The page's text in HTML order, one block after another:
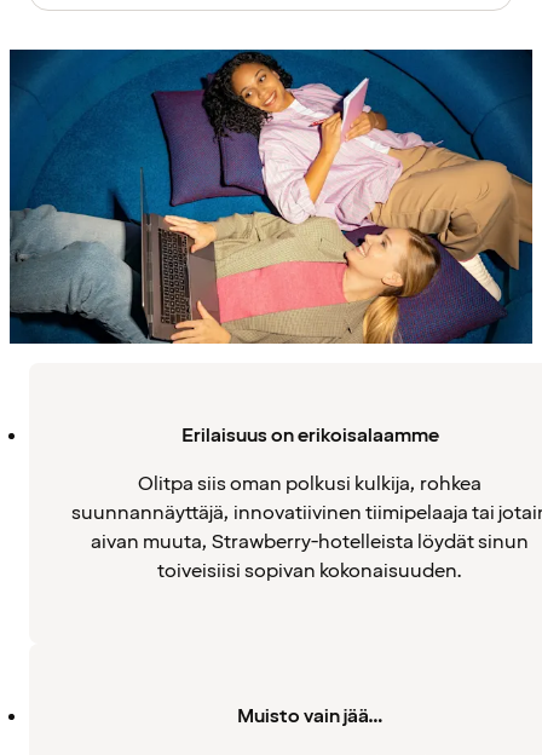
Erilaisuus on erikoisalaamme
Olitpa siis oman polkusi kulkija, rohkea
suunnannäyttäjä, innovatiivinen tiimipelaaja tai
aivan muuta, Strawberry-hotelleista löydät sinun
toiveisiisi sopivan kokonaisuuden.
Muisto vain jää…